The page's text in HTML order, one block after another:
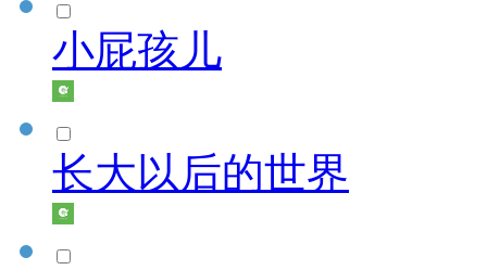
小屁孩儿
长大以后的世界